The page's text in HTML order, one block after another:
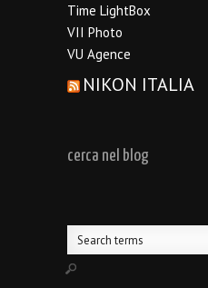
Time LightBox
VII Photo
VU Agence
NIKON ITALIA
cerca nel blog